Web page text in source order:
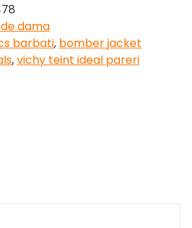
dama
barbati, bomber jacket
,vichy teint ideal pareri